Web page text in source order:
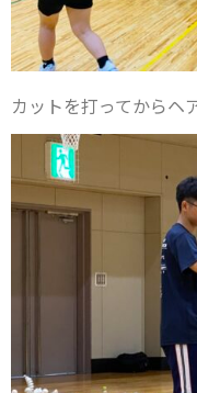
カットを打ってからヘ